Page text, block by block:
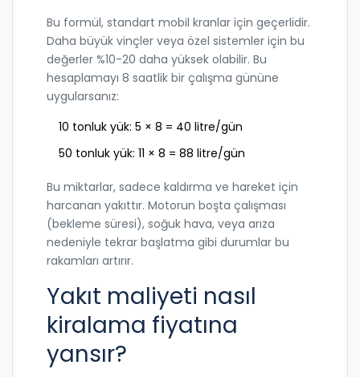
Bu formül, standart mobil kranlar için geçerlidir.
Daha büyük vinçler veya özel sistemler için bu
değerler %10-20 daha yüksek olabilir. Bu
hesaplamayı 8 saatlik bir çalışma gününe
uygularsanız:
10 tonluk yük: 5 × 8 = 40 litre/gün
50 tonluk yük: 11 × 8 = 88 litre/gün
Bu miktarlar, sadece kaldırma ve hareket için
harcanan yakıttır. Motorun boşta çalışması
(bekleme süresi), soğuk hava, veya arıza
nedeniyle tekrar başlatma gibi durumlar bu
rakamları artırır.
Yakıt maliyeti nasıl
kiralama fiyatına
yansır?